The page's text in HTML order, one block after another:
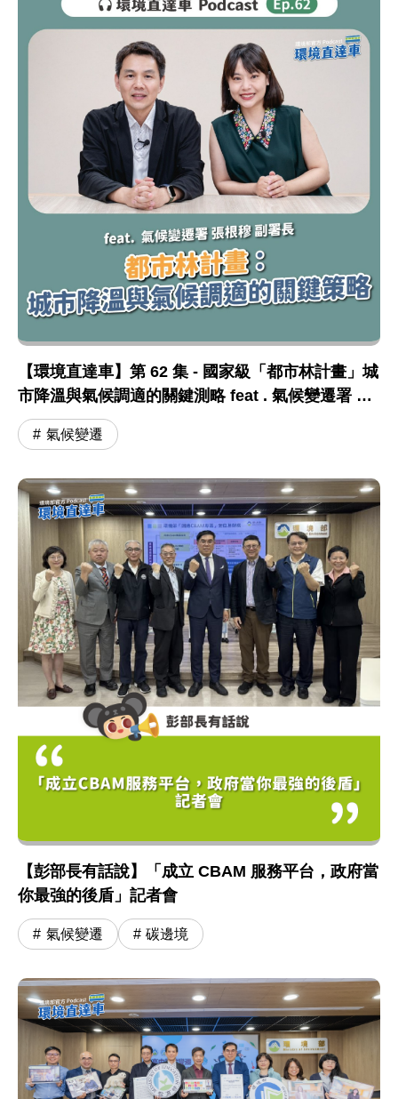
【環境直達車】第 62 集 - 國家級「都市林計畫」城
市降溫與氣候調適的關鍵測略 feat . 氣候變遷署 張
根穆副署長
氣候變遷
【彭部長有話說】「成立 CBAM 服務平台，政府當
你最強的後盾」記者會
氣候變遷 碳邊境